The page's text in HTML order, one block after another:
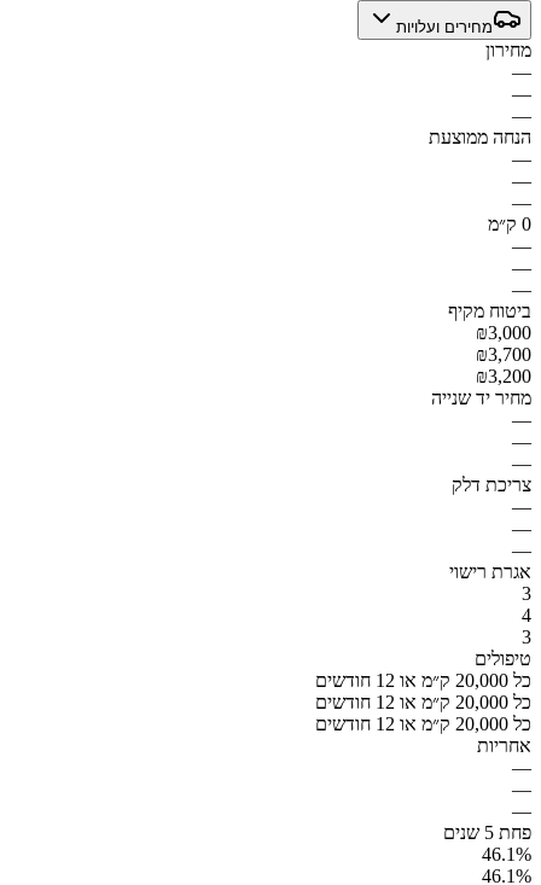
מחירים ועלויות
מחירון
—
—
—
הנחה ממוצעת
—
—
—
0 ק״מ
—
—
—
ביטוח מקיף
₪3,000
₪3,700
₪3,200
מחיר יד שנייה
—
—
—
צריכת דלק
—
—
—
אגרת רישוי
3
4
3
טיפולים
כל 20,000 ק״מ או 12 חודשים
כל 20,000 ק״מ או 12 חודשים
כל 20,000 ק״מ או 12 חודשים
אחריות
—
—
—
פחת 5 שנים
46.1%
46.1%